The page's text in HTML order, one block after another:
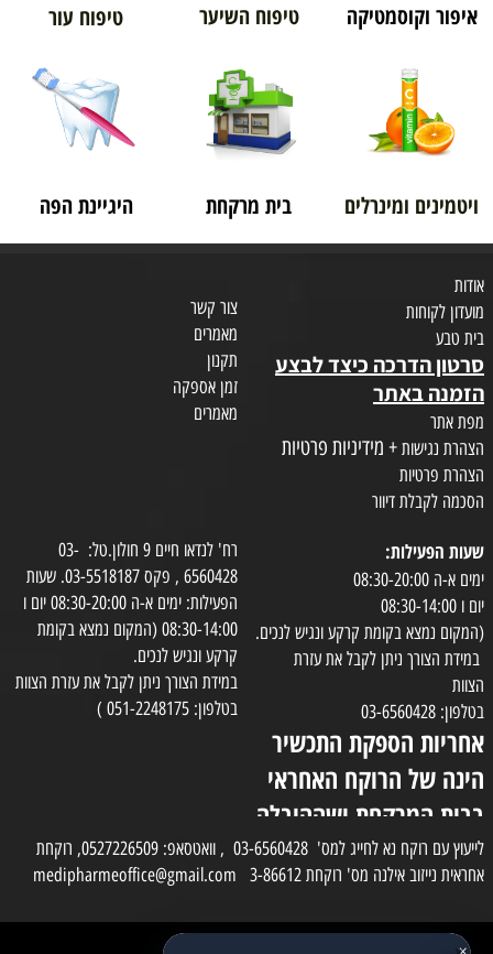
איפור וקוסמטיקה טיפוח השיער טיפוח עור
ויטמינים ומינרלים בית מרקחת היגיינת הפה
אודות
מועדון לקוחות
בית טבע
סרטון הדרכה כיצד לבצע
הזמנה באתר
מפת אתר
הצהרת נגישות + מידיניות פרטיות
הצהרת פרטיות
הסכמה לקבלת דיוור
צור קשר
מאמרים
תקנון
זמן אספקה
מאמרים
שעות הפעילות:
ימים א-ה 08:30-20:00
יום ו 08:30-14:00
(המקום נמצא בקומת קרקע ונגיש לנכים.
במידת הצורך ניתן לקבל את עזרת
הצוות
בטלפון: 03-6560428
אחריות הספקת התכשיר
הינה של הרוקח האחראי
בבית המרקחת ושההובלה
בפועל תעשה בעזרת
השליח
רח' לנדאו חיים 9 חולון.טל: 03-
6560428 , פקס 03-5518187. שעות
הפעילות: ימים א-ה 08:30-20:00 יום ו
08:30-14:00 (המקום נמצא בקומת
קרקע ונגיש לנכים.
במידת הצורך ניתן לקבל את עזרת הצוות
בטלפון: 051-2248175 )
לייעוץ עם רוקח נא לחייג למס' 03-6560428 , וואטסאפ: 0527226509, רוקחת
אחראית נייזוב אילנה מס' רוקחת 3-86612 medipharmeoffice@gmail.com